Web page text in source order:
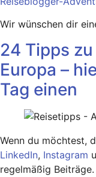
Wir wünschen dir
24 Tipps
Europa –
Tag einen
Wenn du möchtest,
LinkedIn, Instagram
regelmäßig Beiträge.